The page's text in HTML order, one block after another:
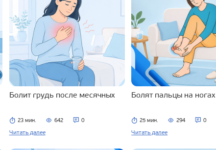
Болит грудь после месячных
23 мин. 642 0
Читать далее
Болят пальцы на ногах
25 мин. 294 0
Читать далее